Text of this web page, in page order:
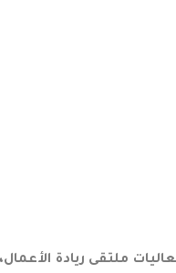
ملتقى ريادة